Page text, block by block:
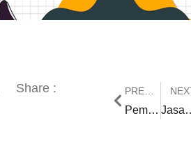
Share :
Pemanfaatan Jasa Animasi 2D dan Beberapa Tips Memilihnya Jasa Pembuat